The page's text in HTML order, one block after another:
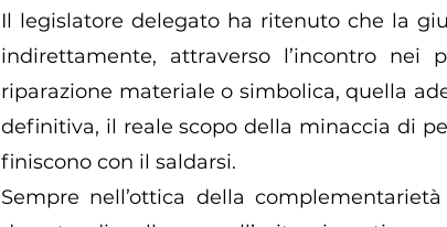
Il legislatore delegato ha ritenuto che la
indirettamente, attraverso l’incontro nei
riparazione materiale o simbolica, quella
definitiva, il reale scopo della minaccia di
finiscono con il saldarsi.
Sempre nell’ottica della